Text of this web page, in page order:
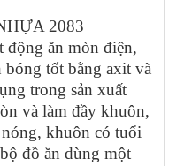
2083
động ăn mòn điện,
tốt bằng axit và
trong sản xuất
và làm đầy khuôn,
khuôn có tuổi
đồ ăn dùng một